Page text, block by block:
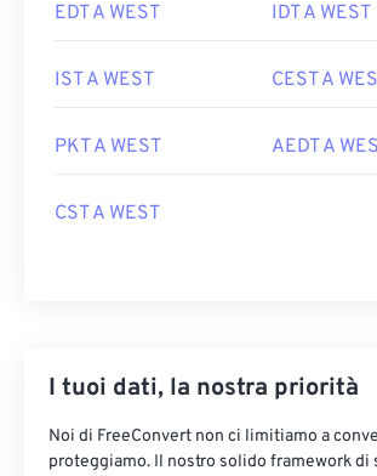
EDT A WEST IDT A WEST
IST A WEST CEST A
PKT A WEST AEDT A
CST A WEST
I tuoi dati, la nostra priorità
Noi di FreeConvert non ci limitiamo a
proteggiamo. Il nostro solido framework di